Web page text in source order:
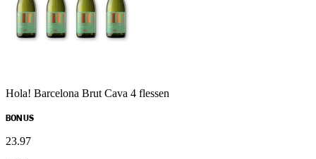
Hola! Barcelona Brut Cava 4 flessen
BONUS
23.97